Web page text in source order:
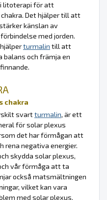
litoterapi för att
Det hjälper till att
känslan av
med jorden.
turmalin till att
balans och främja en
chakra
svartturmalin, är ett
för solar plexus
det har förmågan att
rena negativa energier.
skydda solar plexus,
vår förmåga att ta
också matsmältningen
vilket kan vara
med solar plexus.